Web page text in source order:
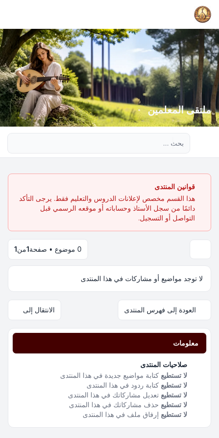
ملتقى المعلمين
قوانين المنتدى
هذا القسم مخصص لإعلانات الدروس والتعليم فقط. يرجى التأكد
دائمًا من سجل الأستاذ وحساباته أو موقعه الرسمي قبل
التواصل أو التسجيل.
0 موضوع • صفحة 1من1
لا توجد مواضيع أو مشاركات في هذا المنتدى
العودة إلى فهرس المنتدى الانتقال إلى
معلومات
صلاحيات المنتدى
لا تستطيع كتابة مواضيع جديدة في هذا المنتدى
لا تستطيع كتابة ردود في هذا المنتدى
لا تستطيع تعديل مشاركاتك في هذا المنتدى
لا تستطيع حذف مشاركاتك في هذا المنتدى
لا تستطيع إرفاق ملف في هذا المنتدى